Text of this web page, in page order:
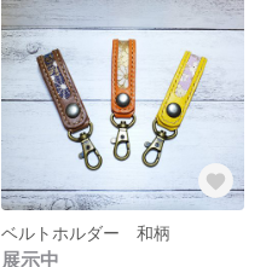
ベルトホルダー 和柄
展示中